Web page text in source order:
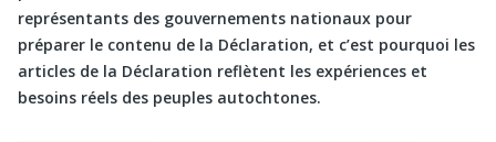
représentants des gouvernements nationaux pour
préparer le contenu de la Déclaration, et c’est pourquoi les
articles de la Déclaration reflètent les expériences et
besoins réels des peuples autochtones.